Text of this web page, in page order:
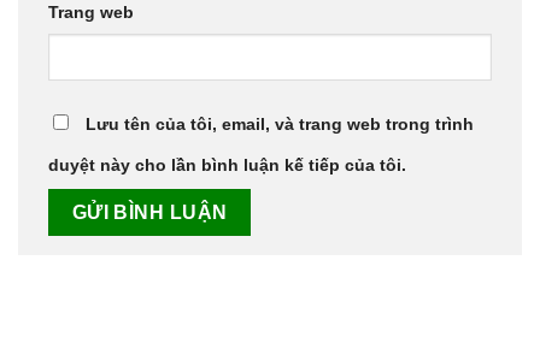
Trang web
Lưu tên của tôi, email, và trang web trong trình
duyệt này cho lần bình luận kế tiếp của tôi.